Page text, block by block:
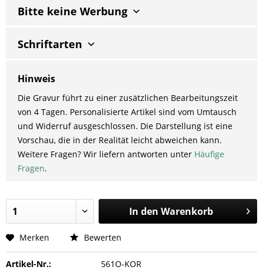
Bitte keine Werbung
Schriftarten
Hinweis
Die Gravur führt zu einer zusätzlichen Bearbeitungszeit
von 4 Tagen. Personalisierte Artikel sind vom Umtausch
und Widerruf ausgeschlossen. Die Darstellung ist eine
Vorschau, die in der Realität leicht abweichen kann.
Weitere Fragen? Wir liefern antworten unter Häufige
Fragen.
In den Warenkorb
Merken Bewerten
Artikel-Nr.: 561O-KOR